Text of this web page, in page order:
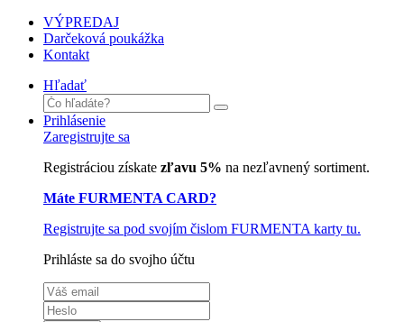
VÝPREDAJ
Darčeková poukážka
Kontakt
Hľadať
Prihlásenie
Zaregistrujte sa
Registráciou získate zľavu 5% na nezľavnený sortiment.
Máte FURMENTA CARD?
Registrujte sa pod svojím čislom FURMENTA karty tu.
Prihláste sa do svojho účtu